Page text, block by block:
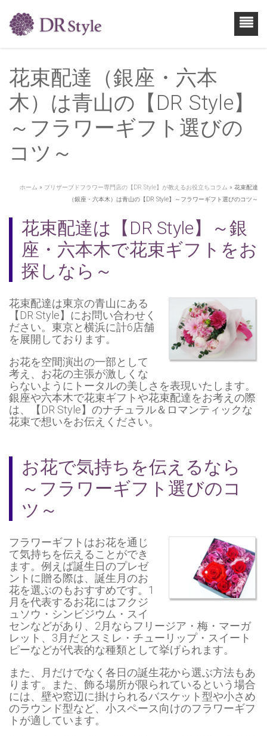
花束配達（銀座・六本
木）は青山の【DR Style】
～フラワーギフト選びの
コツ～
ホーム » プリザーブドフラワー専門店の【DR Style】が教えるお役立ちコラム » 花束配達
（銀座・六本木）は青山の【DR Style】～フラワーギフト選びのコツ～
花束配達は【DR Style】～銀
座・六本木で花束ギフトをお
探しなら～
花束配達は東京の青山にある
【DR Style】にお問い合わせく
ださい。東京と横浜に計6店舗
を展開しております。
お花を空間演出の一部として
考え、お花の主張が激しくな
らないようにトータルの美しさを表現いたします。
銀座や六本木で花束ギフトや花束配達をお考えの際
は、【DR Style】のナチュラル＆ロマンティックな
花束で想いをお伝えください。
お花で気持ちを伝えるなら
～フラワーギフト選びのコ
ツ～
フラワーギフトはお花を通じ
て気持ちを伝えることができ
ます。例えば誕生日のプレゼ
ントに贈る際は、誕生月のお
花を選ぶのもおすすめです。1
月を代表するお花にはフクジ
ュソウ・シンビジウム・スイ
センなどがあり、2月ならフリージア・梅・マーガ
レット、3月だとスミレ・チューリップ・スイート
ピーなどが代表的な種類として挙げられます。
また、月だけでなく各日の誕生花から選ぶ方法もあ
ります。また、飾る場所が限られているという場合
には、壁や窓辺に掛けられるバスケット型や小さめ
のラウンド型など、小スペース向けのフラワーギフ
トが適しています。